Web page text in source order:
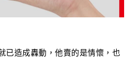
已造成轟動，他賣的是情懷，也